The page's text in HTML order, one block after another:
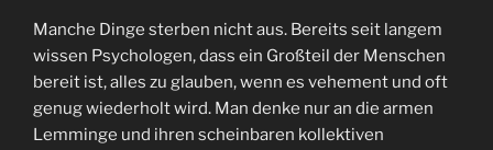
Manche Dinge sterben nicht aus. Bereits seit langem
wissen Psychologen, dass ein Großteil der Menschen
bereit ist, alles zu glauben, wenn es vehement und oft
genug wiederholt wird. Man denke nur an die armen
Lemminge und ihren scheinbaren kollektiven